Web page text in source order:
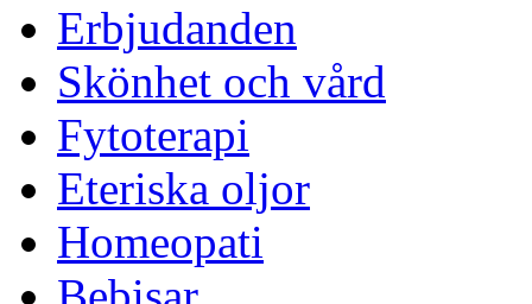
Erbjudanden
Skönhet och vård
Fytoterapi
Eteriska oljor
Homeopati